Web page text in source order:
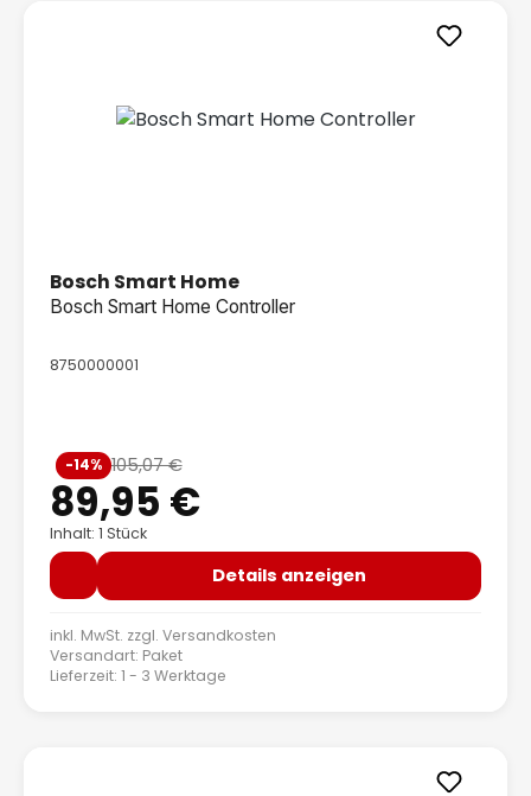
Bosch Smart Home
Bosch Smart Home Controller
8750000001
Verkaufspreis:
89,95 €
Regulärer Preis:
105,07 €
-14%
Inhalt: 1 Stück
Details anzeigen
inkl. MwSt. zzgl. Versandkosten
Versandart: Paket
Lieferzeit: 1 - 3 Werktage